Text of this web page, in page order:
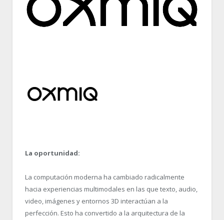
La oportunidad:
La computación moderna ha cambiado radicalmente
hacia experiencias multimodales en las que texto, audio,
video, imágenes y entornos 3D interactúan a la
perfección. Esto ha convertido a la arquitectura de la